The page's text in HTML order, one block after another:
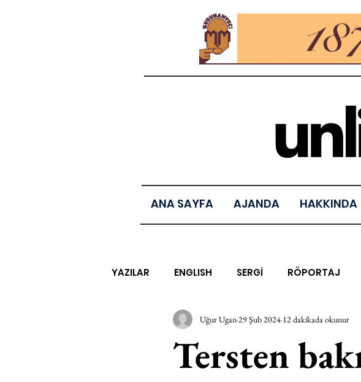
ANA SAYFA AJANDA HAKKINDA
YAZILAR ENGLISH SERGİ RÖPORTAJ
EDEBİYAT SİNEMA ARAŞTIRMA
MÜZİK EGZERSİZLER YEL
Tersten
Uğur Ugan 29 Şub 2024 12 dakikada okunur